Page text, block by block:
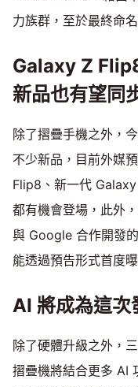
力族群，至於最終命
Galaxy Z
新品也有望同
除了摺疊手機之外，
不少新品，目前外媒
Flip8、新一代
都有機會登場，此外
與 Google 合作開發
能透過預告形式首度
AI 將成為這次
除了硬體升級之外，
摺疊機將結合更多 AI